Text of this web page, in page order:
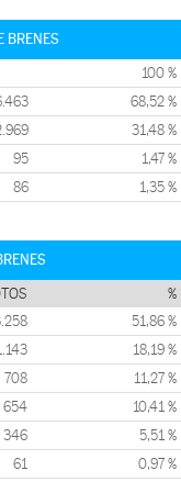
BRENES
100 %
68,52 %
31,48 %
95 1,47 %
86 1,35 %
%
51,86 %
18,19 %
708 11,27 %
654 10,41 %
346 5,51 %
61 0,97 %